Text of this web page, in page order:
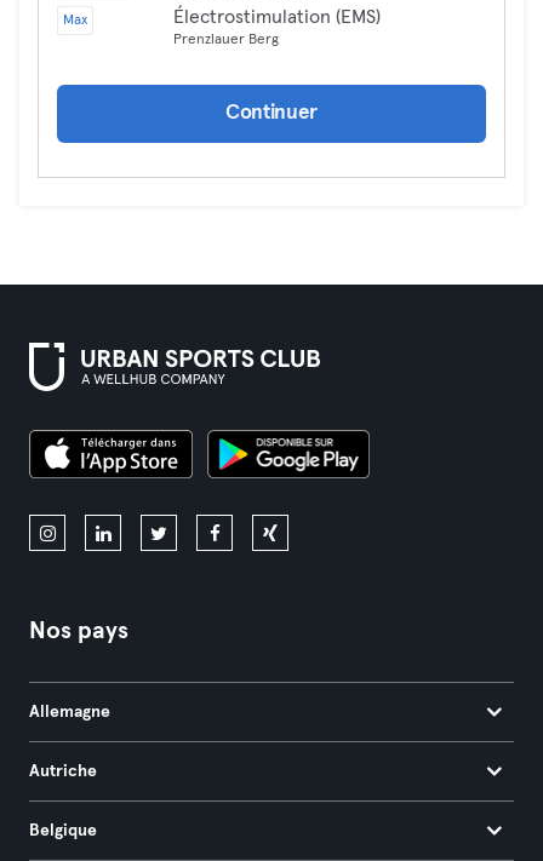
Max Électrostimulation (EMS)
Prenzlauer Berg
Continuer
Nos pays
Allemagne
Autriche
Belgique